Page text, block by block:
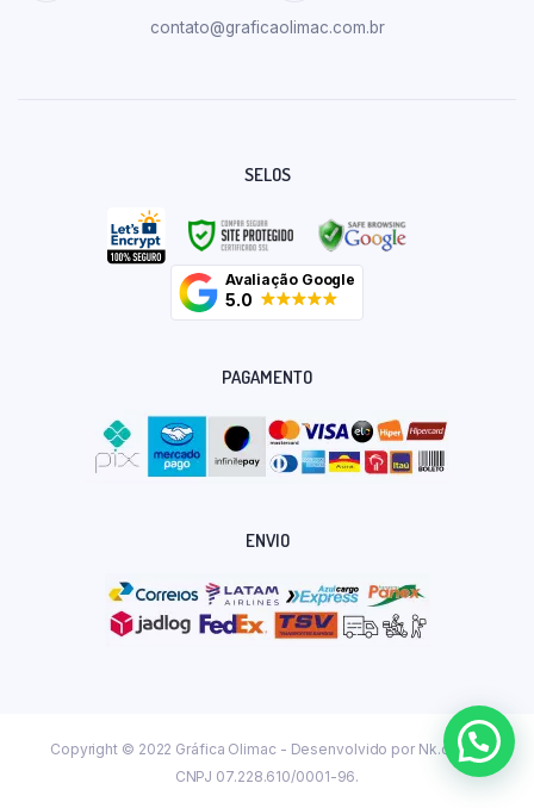
contato@graficaolimac.com.br
SELOS
Avaliação Google
5.0
PAGAMENTO
ENVIO
Copyright © 2022 Gráfica Olimac - Desenvolvido por Nk.dev.br
CNPJ 07.228.610/0001-96.